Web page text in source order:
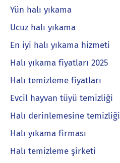
Yün halı yıkama
Ucuz halı yıkama
En iyi halı yıkama hizmeti
Halı yıkama fiyatları 2025
Halı temizleme fiyatları
Evcil hayvan tüyü temizliği
Halı derinlemesine temizliği
Halı yıkama firması
Halı temizleme şirketi